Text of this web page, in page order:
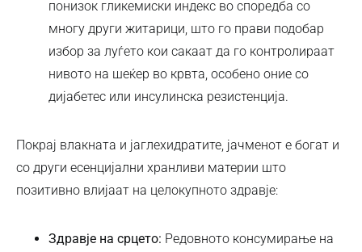
понизок гликемиски индекс во споредба со
многу други житарици, што го прави подобар
избор за луѓето кои сакаат да го контролираат
нивото на шеќер во крвта, особено оние со
дијабетес или инсулинска резистенција.
Покрај влакната и јаглехидратите, јачменот е богат и
со други есенцијални хранливи материи што
позитивно влијаат на целокупното здравје:
Здравје на срцето: Редовното консумирање на